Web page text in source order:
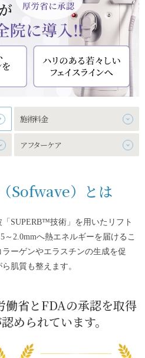
施術料金
アフターケア
Sofwave）とは
SUPERB™技術」を用いたリフト
2.0mmへ熱エネルギーを届けるこ
ーゲンやエラスチンの生成を促
肌質も整えます。
働省とFDAの承認を取得
められています。